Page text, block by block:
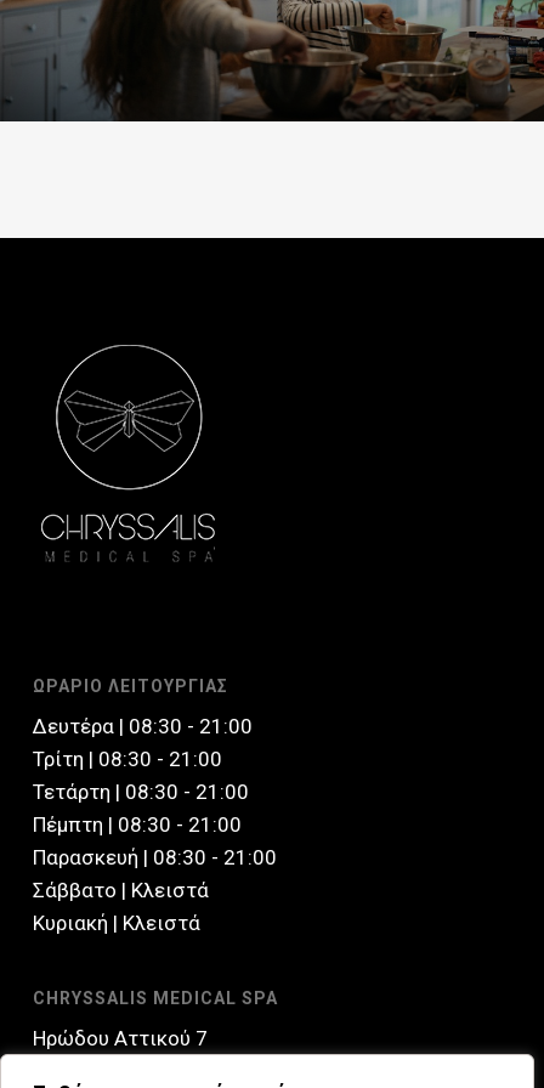
ΩΡΑΡΙΟ ΛΕΙΤΟΥΡΓΙΑΣ
Δευτέρα | 08:30 - 21:00
Τρίτη | 08:30 - 21:00
Τετάρτη | 08:30 - 21:00
Πέμπτη | 08:30 - 21:00
Παρασκευή | 08:30 - 21:00
Σάββατο | Kλειστά
Κυριακή | Κλειστά
CHRYSSALIS MEDICAL SPA
Ηρώδου Αττικού 7